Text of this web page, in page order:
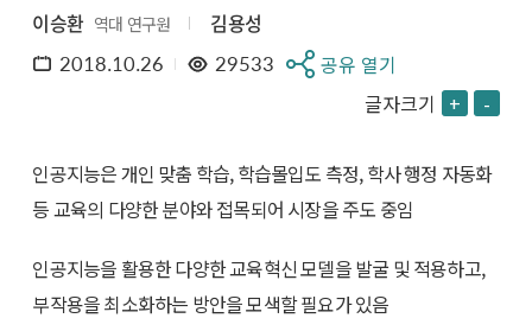
이승환 역대 연구원 김용성
2018.10.26 29533
공유 열기
글자크기 + -
인공지능은 개인 맞춤 학습, 학습몰입도 측정, 학사 행정 자동화
등 교육의 다양한 분야와 접목되어 시장을 주도 중임
인공지능을 활용한 다양한 교육혁신 모델을 발굴 및 적용하고,
부작용을 최소화하는 방안을 모색할 필요가 있음